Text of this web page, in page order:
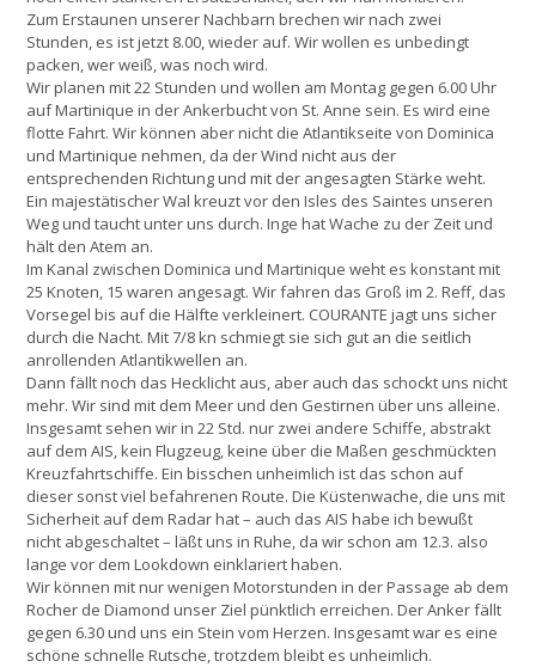
Zum Erstaunen unserer Nachbarn brechen wir nach zwei
Stunden, es ist jetzt 8.00, wieder auf. Wir wollen es unbedingt
packen, wer weiß, was noch wird.
Wir planen mit 22 Stunden und wollen am Montag gegen 6.00 Uhr
auf Martinique in der Ankerbucht von St. Anne sein. Es wird eine
flotte Fahrt. Wir können aber nicht die Atlantikseite von Dominica
und Martinique nehmen, da der Wind nicht aus der
entsprechenden Richtung und mit der angesagten Stärke weht.
Ein majestätischer Wal kreuzt vor den Isles des Saintes unseren
Weg und taucht unter uns durch. Inge hat Wache zu der Zeit und
hält den Atem an.
Im Kanal zwischen Dominica und Martinique weht es konstant mit
25 Knoten, 15 waren angesagt. Wir fahren das Groß im 2. Reff, das
Vorsegel bis auf die Hälfte verkleinert. COURANTE jagt uns sicher
durch die Nacht. Mit 7/8 kn schmiegt sie sich gut an die seitlich
anrollenden Atlantikwellen an.
Dann fällt noch das Hecklicht aus, aber auch das schockt uns nicht
mehr. Wir sind mit dem Meer und den Gestirnen über uns alleine.
Insgesamt sehen wir in 22 Std. nur zwei andere Schiffe, abstrakt
auf dem AIS, kein Flugzeug, keine über die Maßen geschmückten
Kreuzfahrtschiffe. Ein bisschen unheimlich ist das schon auf
dieser sonst viel befahrenen Route. Die Küstenwache, die uns mit
Sicherheit auf dem Radar hat – auch das AIS habe ich bewußt
nicht abgeschaltet – läßt uns in Ruhe, da wir schon am 12.3. also
lange vor dem Lookdown einklariert haben.
Wir können mit nur wenigen Motorstunden in der Passage ab dem
Rocher de Diamond unser Ziel pünktlich erreichen. Der Anker fällt
gegen 6.30 und uns ein Stein vom Herzen. Insgesamt war es eine
schöne schnelle Rutsche, trotzdem bleibt es unheimlich.